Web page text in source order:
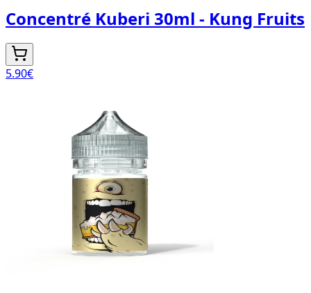
Concentré Kuberi 30ml - Kung Fruits
5.90€